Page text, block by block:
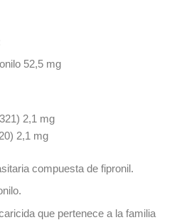
52,5 mg
2,1 mg
2,1 mg
compuesta de fipronil.
que pertenece a la familia